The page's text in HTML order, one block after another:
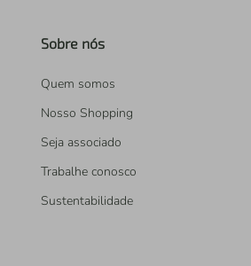
Sobre nós
Quem somos
Nosso Shopping
Seja associado
Trabalhe conosco
Sustentabilidade